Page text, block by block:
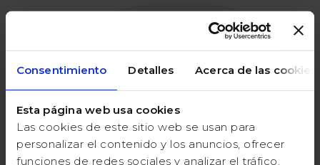
Consentimiento Detalles Acerca de las cookies
Esta página web usa cookies
Las cookies de este sitio web se usan para
personalizar el contenido y los anuncios, ofrecer
funciones de redes sociales y analizar el tráfico.
Familiares y amigos